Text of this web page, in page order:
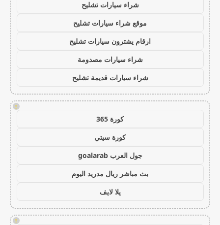
شراء سيارات تشليح
موقع شراء سيارات تشليح
ارقام يشترون سيارات تشليح
شراء سيارات مصدومة
شراء سيارات قديمة تشليح
!
كورة 365
كورة سيتي
جول العرب goalarab
بث مباشر ريال مدريد اليوم
يلا لايف
!